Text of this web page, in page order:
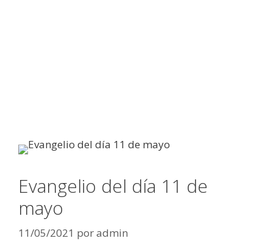
Evangelio del día 11 de
mayo
11/05/2021 poradmin